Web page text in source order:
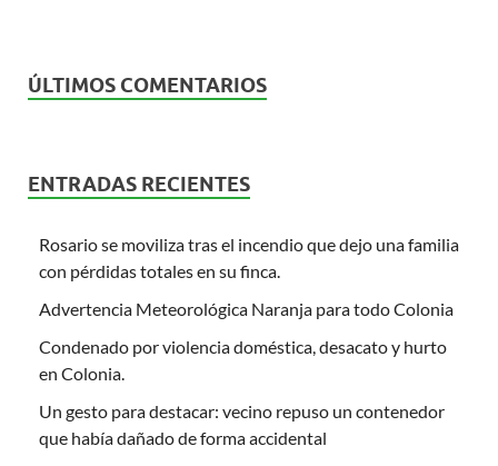
ÚLTIMOS COMENTARIOS
ENTRADAS RECIENTES
Rosario se moviliza tras el incendio que dejo una familia
con pérdidas totales en su finca.
Advertencia Meteorológica Naranja para todo Colonia
Condenado por violencia doméstica, desacato y hurto
en Colonia.
Un gesto para destacar: vecino repuso un contenedor
que había dañado de forma accidental